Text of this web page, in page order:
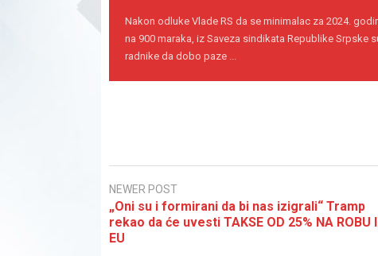
Nakon odluke Vlade RS da se minimalac za 2024.
na 900 maraka, iz Saveza sindikata Republike Srpske
radnike da dobo paze ...
NEWER POST
„Oni su i formirani da bi nas izigrali“ Tramp
rekao da će uvesti TAKSE OD 25% NA ROBU
EU